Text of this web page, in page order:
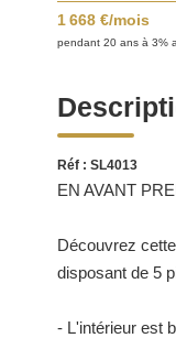
1 668 €/mois
pendant 20 ans à 3%
Réf : SL4013
EN AVANT
Découvrez
disposant de 5
- L'intérieur est